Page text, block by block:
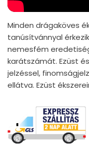
Minden drágaköves
tanúsítvánnyal
nemesfém
karátszámát. Ezüst
jelzéssel,
ellátva. Ezüst